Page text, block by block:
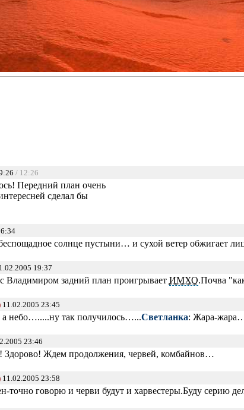
/ 12:26
Передний план очень
сделал бы
солнце пустыни… и сухой ветер обжигает
19:37
Владимиром задний план проигрывает ИМХО.Почва
11.02.2005 23:45
небо….....ну так получилось…...Светланка: Жара-
23:46
Здорово! Ждем продолжения, червей, комбайнов…
11.02.2005 23:58
точно говорю и черви будут и харвестеры.Буду серию